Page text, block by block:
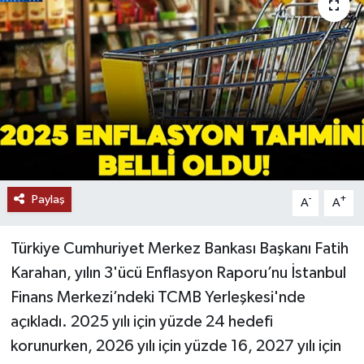
Paylaş A- A+
Türkiye Cumhuriyet Merkez Bankası Başkanı Fatih
Karahan, yılın 3'ücü Enflasyon Raporu’nu İstanbul
Finans Merkezi’ndeki TCMB Yerleşkesi'nde
açıkladı. 2025 yılı için yüzde 24 hedefi
korunurken, 2026 yılı için yüzde 16, 2027 yılı için